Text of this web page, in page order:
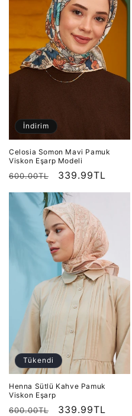
İndirim
Celosia Somon Mavi Pamuk
Viskon Eşarp Modeli
Normal
600.00TL
İndirimli
339.99TL
Tükendi
Henna Sütlü Kahve Pamuk
Viskon Eşarp
Normal
600.00TL
İndirimli
339.99TL